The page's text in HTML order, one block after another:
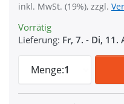
inkl. MwSt. (19%), zzgl.
Vorrätig
Lieferung: Fr, 7. - Di, 11.
Menge:1